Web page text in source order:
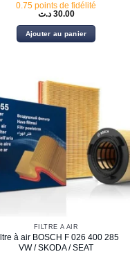
0.75 points de fidélité
30.00 د.ت
Ajouter au panier
FILTRE À AIR
à air BOSCH F 026 400 285
VW / SKODA / SEAT